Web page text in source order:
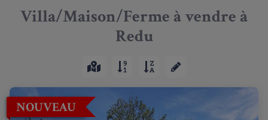
Villa/Maison/Ferme à vendre à
Redu
NOUVEAU